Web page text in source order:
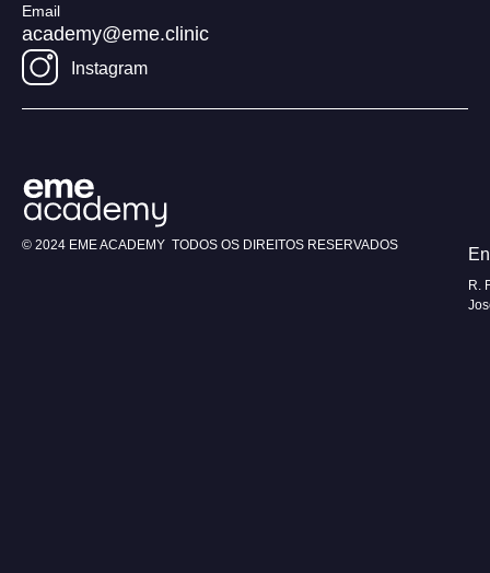
Email
academy@eme.clinic
Instagram
© 2024 EME ACADEMY TODOS OS DIREITOS RESERVADOS
R.